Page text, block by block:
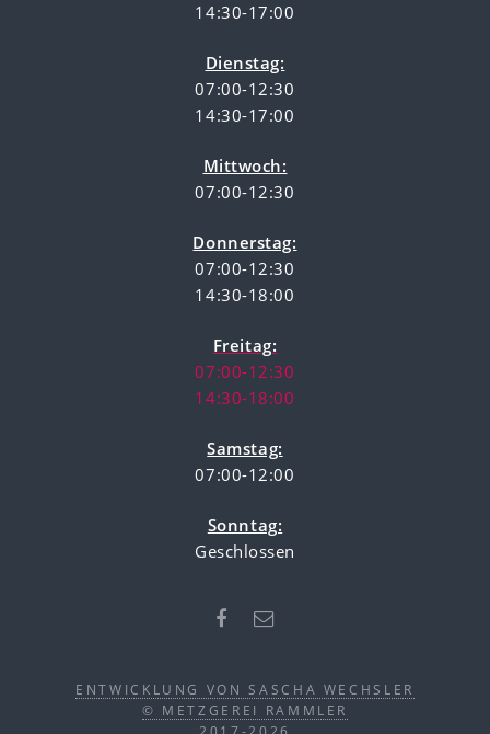
14:30-17:00
Dienstag:
07:00-12:30
14:30-17:00
Mittwoch:
07:00-12:30
Donnerstag:
07:00-12:30
14:30-18:00
Freitag:
07:00-12:30
14:30-18:00
Samstag:
07:00-12:00
Sonntag:
Geschlossen
ENTWICKLUNG VON SASCHA WECHSLER
© METZGEREI RAMMLER
2017-2026